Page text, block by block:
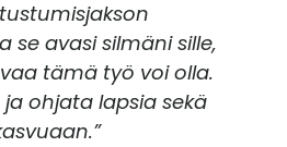
se avasi silmäni sille,
tämä työ voi olla.
ohjata lapsia sekä